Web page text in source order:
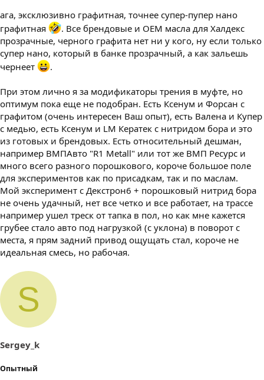
ага, эксклюзивно графитная, точнее супер-пупер нано
графитная
. Все брендовые и ОЕМ масла для Халдекс
прозрачные, черного графита нет ни у кого, ну если только
супер нано, который в банке прозрачный, а как зальешь
чернеет
.
При этом лично я за модификаторы трения в муфте, но
оптимум пока еще не подобран. Есть Ксенум и Форсан с
графитом (очень интересен Ваш опыт), есть Валена и Купер
с медью, есть Ксенум и LM Кератек с нитридом бора и это
из готовых и брендовых. Есть относительный дешман,
например ВМПАвто "R1 Metall" или тот же ВМП Ресурс и
много всего разного порошкового, короче большое поле
для экспериментов как по присадкам, так и по маслам.
Мой эксперимент с Декстрон6 + порошковый нитрид бора
не очень удачный, нет все четко и все работает, на трассе
например ушел треск от тапка в пол, но как мне кажется
грубее стало авто под нагрузкой (с уклона) в поворот с
места, я прям задний привод ощущать стал, короче не
идеальная смесь, но рабочая.
S
Sergey_k
Опытный